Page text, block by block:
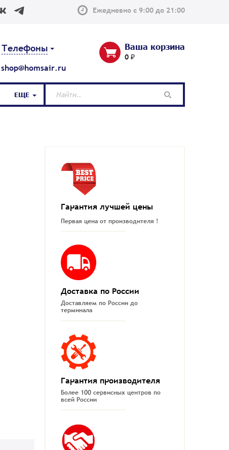
Ежедневно с 9:00 до 21:00
Телефоны
shop@homsair.ru
Ваша корзина
0 ₽
Гарантия лучшей цены
Первая цена от производителя !
Доставка по России
Доставляем по России до
терминала
Гарантия производителя
Более 100 сервисных центров по
всей России
ЕЩЕ